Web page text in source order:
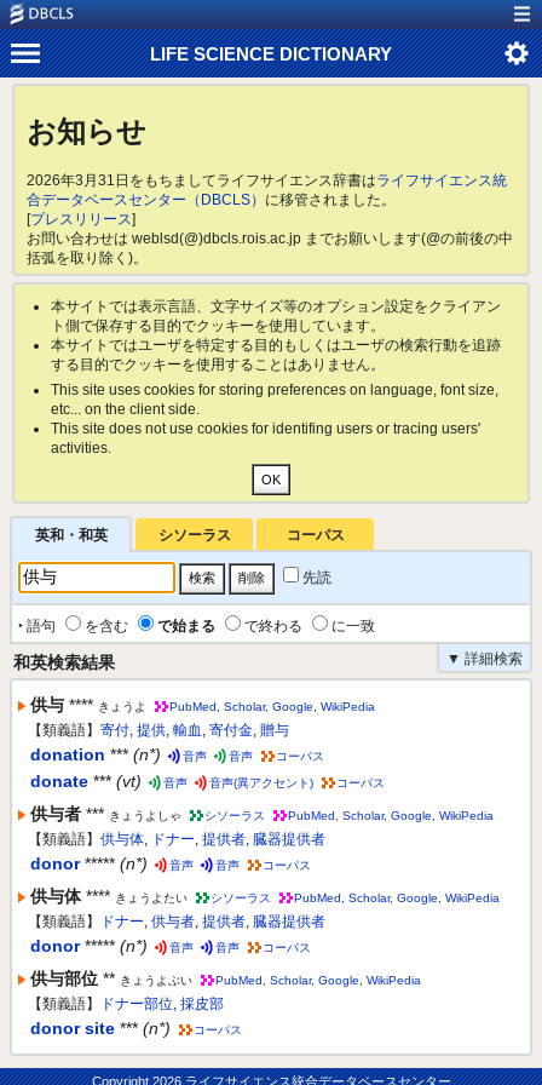
LIFE SCIENCE DICTIONARY
お知らせ
2026年3月31日をもちましてライフサイエンス辞書はライフサイエンス統
合データベースセンター（DBCLS） に移管されました。
[プレスリリース]
お問い合わせは weblsd(@)dbcls.rois.ac.jp までお願いします(@の前後の中
括弧を取り除く)。
本サイトでは表示言語、文字サイズ等のオプション設定をクライアン
ト側で保存する目的でクッキーを使用しています。
本サイトではユーザを特定する目的もしくはユーザの検索行動を追跡
する目的でクッキーを使用することはありません。
This site uses cookies for storing preferences on language, font size,
etc... on the client side.
This site does not use cookies for identifing users or tracing users'
activities.
英和・和英 シソーラス コーパス
先読
‣ 語句 を含む で始まる で終わる
に一致
▼ 詳細検索
和英検索結果
供与 **** きょうよ PubMed Scholar, Google WikiPedia
【類義語】 寄付, 提供, 輸血 , 寄付金, 贈与
donation *** (n*) 音声 音声 コーパス
donate *** (vt) 音声 音声(異アクセント) コーパス
供与者 *** きょうよしゃ シソーラス PubMed Scholar, Google WikiPedia
【類義語】 供与体, ドナー, 提供者, 臓器提供者
donor ***** (n*) 音声 音声 コーパス
供与体 **** きょうよたい シソーラス PubMed Scholar, Google WikiPedia
【類義語】 ドナー, 供与者, 提供者, 臓器提供者
donor ***** (n*) 音声 音声 コーパス
供与部位 ** きょうよぶい PubMed Scholar, Google WikiPedia
【類義語】 ドナー部位, 採皮部
donor site *** (n*) コーパス
Copyright2026 ライフサイエンス統合データベースセンター